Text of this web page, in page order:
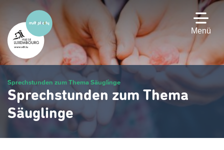
Hauptinhalt
gehen
Menü
Sprechstunden zum Thema Säuglinge
Sprechstunden zum Thema
Säuglinge